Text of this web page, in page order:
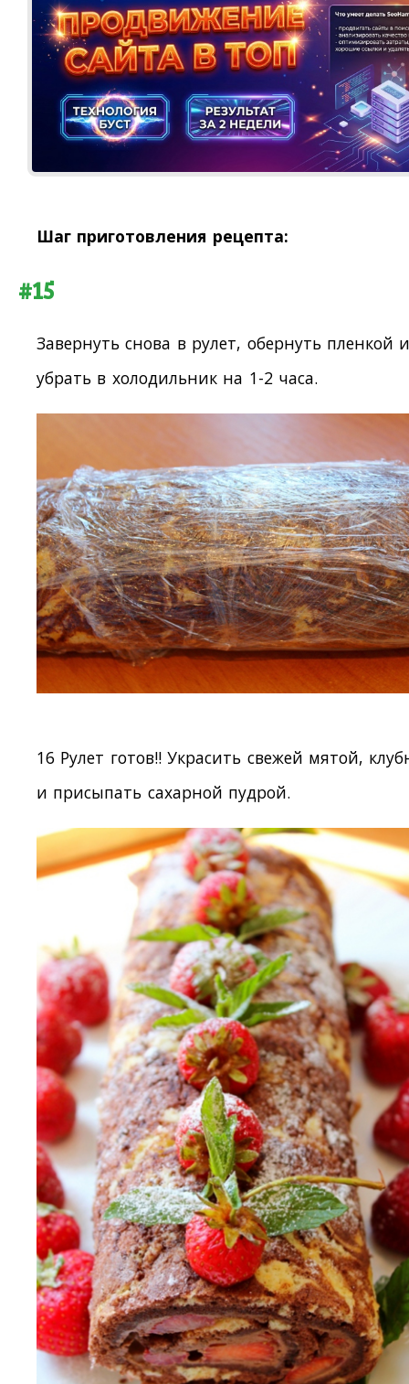
Шаг приготовления рецепта:
#15
Завернуть снова в рулет, обернуть пленкой
убрать в холодильник на 1-2 часа.
16 Рулет готов!! Украсить свежей мятой,
и присыпать сахарной пудрой.